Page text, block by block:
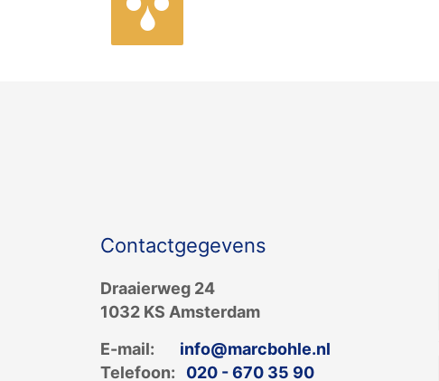
Contactgegevens
Draaierweg 24
1032 KS Amsterdam
E-mail: info@marcbohle.nl
Telefoon: 020 - 670 35 90